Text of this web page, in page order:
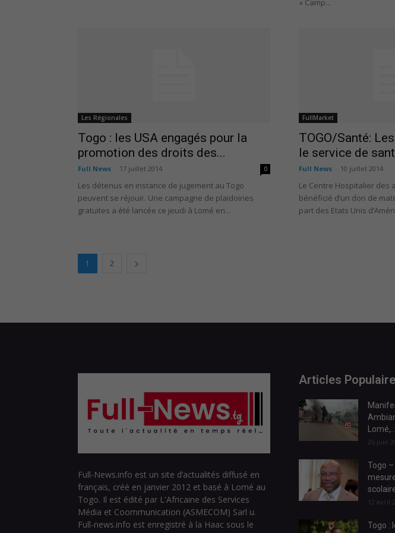
« Camp...
Les Régionales
Togo : les USA engagés pour la
promotion des droits des...
Full News 17 juillet 2014 0
Les détenus en instance de jugement au Togo
peuvent se réjouir. Une campagne de plaidoiries
gratuites a été lancée ce jeudi à Lomé en...
FullMarket
TOGO/Santé:
le service de
Full News 10 juillet 2014
Le Centre Hospitalier des
bénéficié d’un don de
part des Etats Unis
1 2
Full-News.info est un site d’actualités diffusé en
français, créé en janvier 2012 et basé à Lomé au
Togo. Il est édité par L'Africaine des Services
Média et Coommunication (ASMECOM) Sarl u.
Full-news.info est enregistré à la Haac sous le
Articles
Lomé,...
26 juin
Togo –
12 avril
Togo :